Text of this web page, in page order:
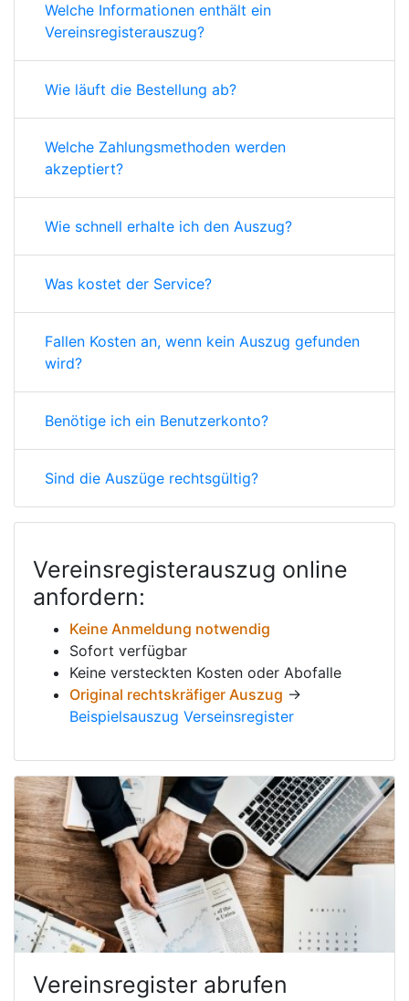
Welche Informationen enthält ein
Vereinsregisterauszug?
Wie läuft die Bestellung ab?
Welche Zahlungsmethoden werden
akzeptiert?
Wie schnell erhalte ich den Auszug?
Was kostet der Service?
Fallen Kosten an, wenn kein Auszug gefunden
wird?
Benötige ich ein Benutzerkonto?
Sind die Auszüge rechtsgültig?
Vereinsregisterauszug online
anfordern:
Keine Anmeldung notwendig
Sofort verfügbar
Keine versteckten Kosten oder Abofalle
Original rechtskräfiger Auszug →
Beispielsauszug Verseinsregister
Vereinsregister abrufen